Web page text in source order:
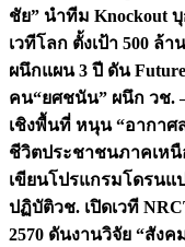
ชัย” นำทีม Knockout
เวทีโลก ตั้งเป้า 500 ล้า
ผนึกแผน 3 ปี ดัน
คน“ยศชนัน” ผนึก วช.
เชิงพื้นที่ หนุน “อากา
ชีวิตประชาชนภาคเหนื
เขียนโปรแกรมโดรน
ปฏิบัติวช. เปิดเวที
2570 ดันงานวิจัย “สัง